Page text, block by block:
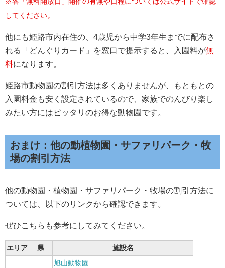
してください。
他にも姫路市内在住の、4歳児から中学3年生までに配布さ
れる「どんぐりカード」を窓口で提示すると、入園料が無
料になります。
姫路市動物園の割引方法は多くありませんが、もともとの
入園料金も安く設定されているので、家族でのんびり楽し
みたい方にはピッタリのお得な動物園です。
おまけ：他の動植物園・サファリパーク・牧
場の割引方法
他の動物園・植物園・サファリパーク・牧場の割引方法に
ついては、以下のリンクから確認できます。
ぜひこちらも参考にしてみてください。
エリア 県 施設名
旭山動物園